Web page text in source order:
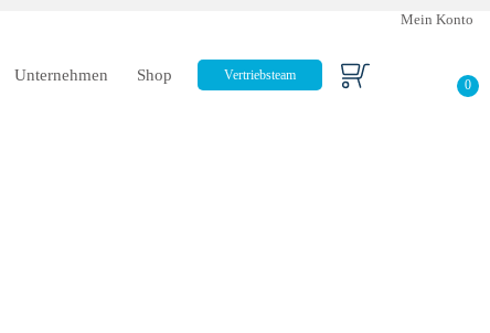
Mein Konto
Unternehmen Shop Vertriebsteam
0